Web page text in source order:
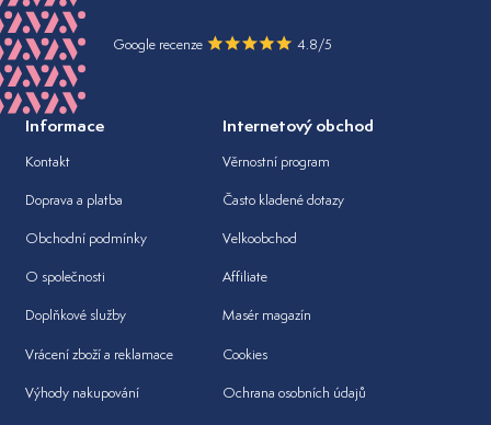
Google recenze 4.8/5
Informace
Kontakt
Doprava a platba
Obchodní podmínky
O společnosti
Doplňkové služby
Vrácení zboží a reklamace
Výhody nakupování
Internetový obchod
Věrnostní program
Často kladené dotazy
Velkoobchod
Affiliate
Masér magazín
Cookies
Ochrana osobních údajů